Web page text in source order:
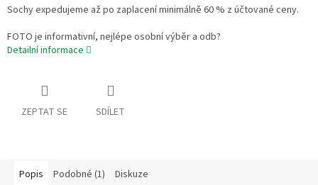
Sochy expedujeme až po zaplacení minimálně 60 % z účtované ceny.
FOTO je informativní, nejlépe osobní výběr a odb?
Detailní informace
ZEPTAT SE SDÍLET
Popis Podobné (1) Diskuze